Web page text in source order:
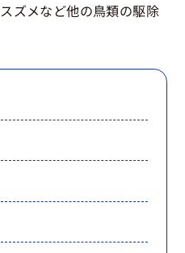
ズメなど他の鳥類の駆除